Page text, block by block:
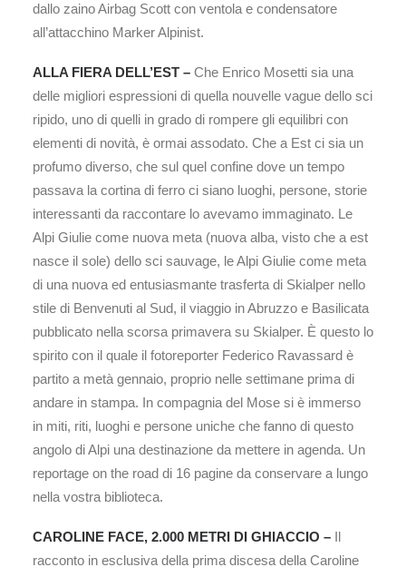
dallo zaino Airbag Scott con ventola e condensatore
all’attacchino Marker Alpinist.
ALLA FIERA DELL’EST – Che Enrico Mosetti sia una
delle migliori espressioni di quella nouvelle vague dello sci
ripido, uno di quelli in grado di rompere gli equilibri con
elementi di novità, è ormai assodato. Che a Est ci sia un
profumo diverso, che sul quel confine dove un tempo
passava la cortina di ferro ci siano luoghi, persone, storie
interessanti da raccontare lo avevamo immaginato. Le
Alpi Giulie come nuova meta (nuova alba, visto che a est
nasce il sole) dello sci sauvage, le Alpi Giulie come meta
di una nuova ed entusiasmante trasferta di Skialper nello
stile di Benvenuti al Sud, il viaggio in Abruzzo e Basilicata
pubblicato nella scorsa primavera su Skialper. È questo lo
spirito con il quale il fotoreporter Federico Ravassard è
partito a metà gennaio, proprio nelle settimane prima di
andare in stampa. In compagnia del Mose si è immerso
in miti, riti, luoghi e persone uniche che fanno di questo
angolo di Alpi una destinazione da mettere in agenda. Un
reportage on the road di 16 pagine da conservare a lungo
nella vostra biblioteca.
CAROLINE FACE, 2.000 METRI DI GHIACCIO – Il
racconto in esclusiva della prima discesa della Caroline